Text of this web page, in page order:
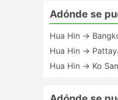
Adónde se
Hua Hin →
Hua Hin →
Hua Hin → Ko